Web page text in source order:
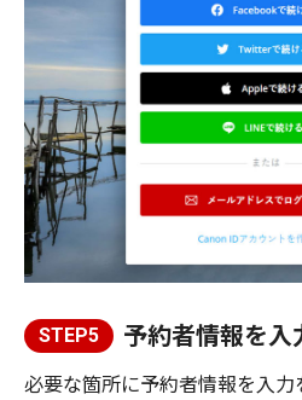
STEP5 予約者情報を入
必要な箇所に予約者情報を入力